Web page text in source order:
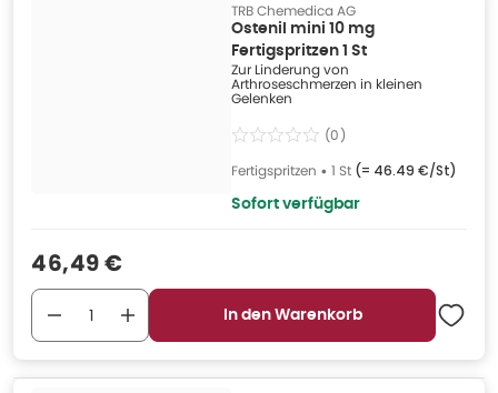
TRB Chemedica AG
Ostenil mini 10 mg
Fertigspritzen 1 St
Zur Linderung von
Arthroseschmerzen in kleinen
Gelenken
(0)
Fertigspritzen • 1 St (= 46.49 €/St)
Sofort verfügbar
Verkaufspreis
46,49 €
In den Warenkorb